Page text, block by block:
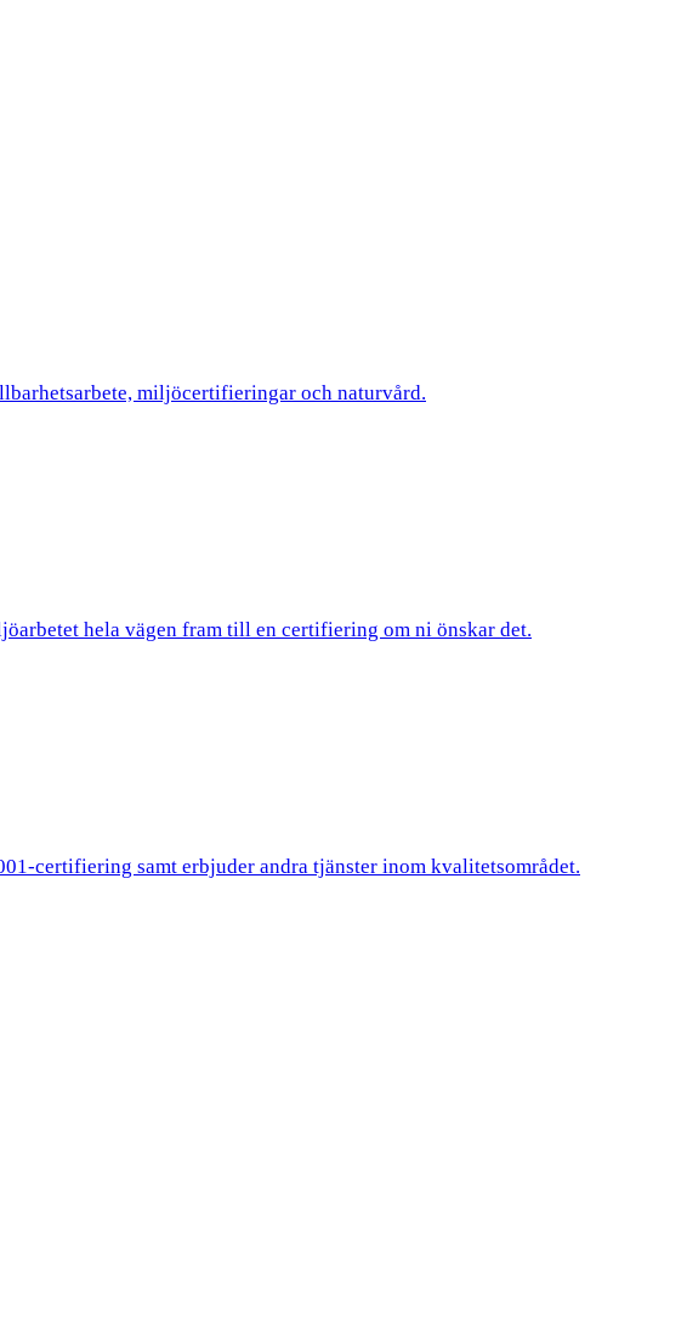
miljöcertifieringar och naturvård.
hela vägen fram till en certifiering om ni önskar det.
certifiering samt erbjuder andra tjänster inom kvalitetsområdet.